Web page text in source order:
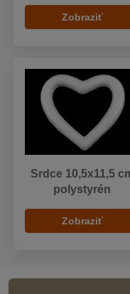
Zobraziť
Srdce 10,5x11,5
polystyrén
Zobraziť